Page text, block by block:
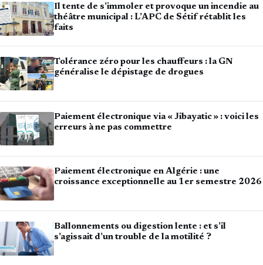
Il tente de s’immoler et provoque un incendie au
théâtre municipal : L’APC de Sétif rétablit les
faits
Tolérance zéro pour les chauffeurs : la GN
généralise le dépistage de drogues
Paiement électronique via « Jibayatic » : voici les
erreurs à ne pas commettre
Paiement électronique en Algérie : une
croissance exceptionnelle au 1er semestre 2026
Ballonnements ou digestion lente : et s’il
s’agissait d’un trouble de la motilité ?